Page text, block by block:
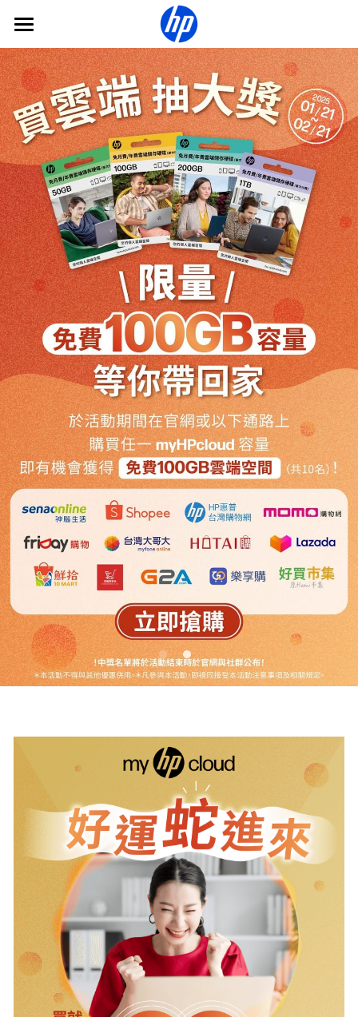
HP惠普雲
我們的產品
一次買斷雲
雲方案
軟體下載
常見問題
常見問題
什麼是疊加容量？
公司介紹
關於我們
夥伴計畫
販售通路
繁體中文
繁體中文
Global
Australia
Malaysia
New Zealand
Singapore
日本
한국어
登入
商品分類
所有商品分類